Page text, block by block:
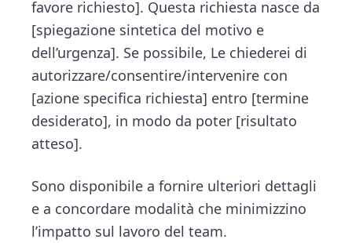
favore richiesto]. Questa richiesta nasce da
[spiegazione sintetica del motivo e
dell’urgenza]. Se possibile, Le chiederei di
autorizzare/consentire/intervenire con
[azione specifica richiesta] entro [termine
desiderato], in modo da poter [risultato
atteso].
Sono disponibile a fornire ulteriori dettagli
e a concordare modalità che minimizzino
l’impatto sul lavoro del team.